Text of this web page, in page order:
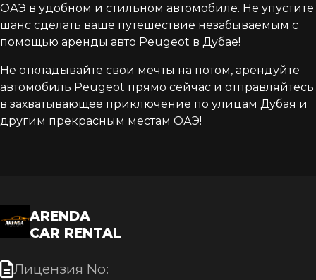
ОАЭ в удобном и стильном автомобиле. Не упустите
шанс сделать ваше путешествие незабываемым с
помощью аренды авто Peugeot в Дубае!
Не откладывайте свои мечты на потом, арендуйте
автомобиль Peugeot прямо сейчас и отправляйтесь
в захватывающее приключение по улицам Дубая и
другим прекрасным местам ОАЭ!
ARENDA
CAR RENTAL
Лицензия No: